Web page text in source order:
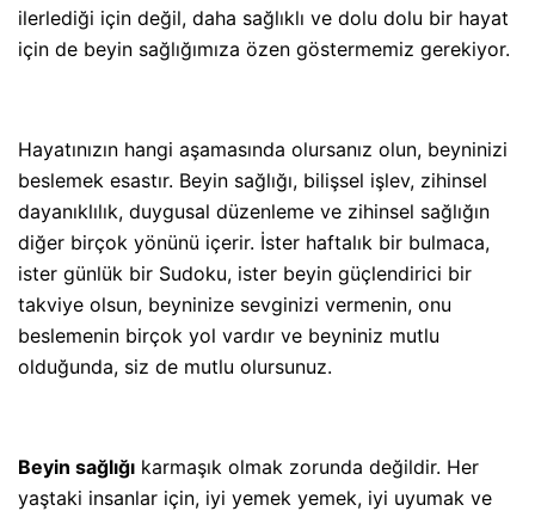
ilerlediği için değil, daha sağlıklı ve dolu dolu bir hayat
için de beyin sağlığımıza özen göstermemiz gerekiyor.
Hayatınızın hangi aşamasında olursanız olun, beyninizi
beslemek esastır. Beyin sağlığı, bilişsel işlev, zihinsel
dayanıklılık, duygusal düzenleme ve zihinsel sağlığın
diğer birçok yönünü içerir. İster haftalık bir bulmaca,
ister günlük bir Sudoku, ister beyin güçlendirici bir
takviye olsun, beyninize sevginizi vermenin, onu
beslemenin birçok yol vardır ve beyniniz mutlu
olduğunda, siz de mutlu olursunuz.
Beyin sağlığı karmaşık olmak zorunda değildir. Her
yaştaki insanlar için, iyi yemek yemek, iyi uyumak ve